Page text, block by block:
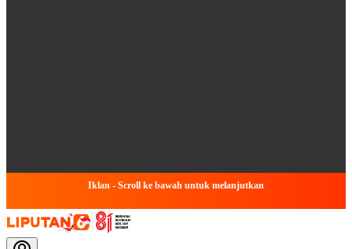
Iklan - Scroll ke bawah untuk melanjutkan